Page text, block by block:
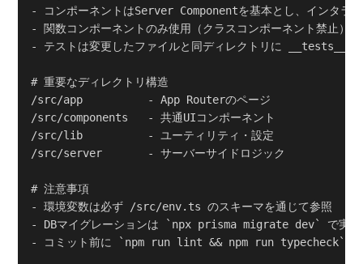
- コンポーネントはServer Componentを基本とし、インタ
- 関数コンポーネントのみ使用（クラスコンポーネント禁止）
- テストは変更したファイルと同ディレクトリに __tests__/
# 重要なディレクトリ構造
/src/app          - App Routerのページ
/src/components   - 共通UIコンポーネント
/src/lib          - ユーティリティ・設定
/src/server       - サーバーサイドロジック
# 注意事項
- 環境変数は必ず /src/env.ts のスキーマを通じて参照
- DBマイグレーションは `npx prisma migrate dev` で実行
- コミット前に `npm run lint && npm run typecheck` を